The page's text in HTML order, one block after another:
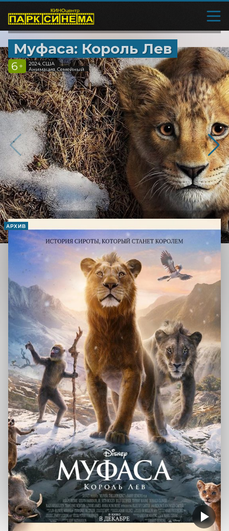
Муфаса: Король Лев
6 +
2024, США
Анимация, Семейный
АРХИВ